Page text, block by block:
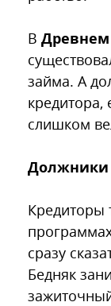
В Древнем
займа. А
кредитора,
слишком
Должники
Кредиторы
сразу
Бедняк